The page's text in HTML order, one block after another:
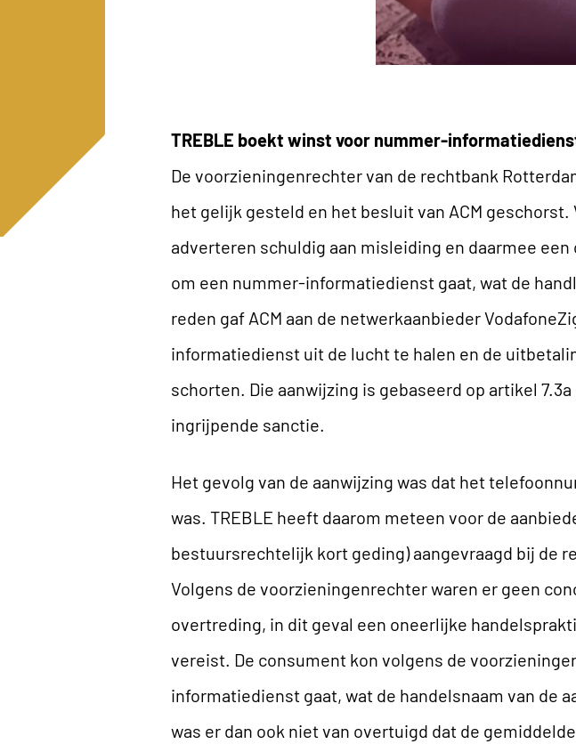
TREBLE boekt winst voor nummer-
De voorzieningenrechter van de rechtbank
het gelijk gesteld en het besluit van ACM
adverteren schuldig aan misleiding en daarmee
om een nummer-informatiedienst gaat, wat de
reden gaf ACM aan de netwerkaanbieder
informatiedienst uit de lucht te halen en de
schorten. Die aanwijzing is gebaseerd op artikel
ingrijpende sanctie.
Het gevolg van de aanwijzing was dat het
was. TREBLE heeft daarom meteen voor de
bestuursrechtelijk kort geding) aangevraagd bij de
Volgens de voorzieningenrechter waren er geen
overtreding, in dit geval een oneerlijke
vereist. De consument kon volgens de
informatiedienst gaat, wat de handelsnaam van de
was er dan ook niet van overtuigd dat de